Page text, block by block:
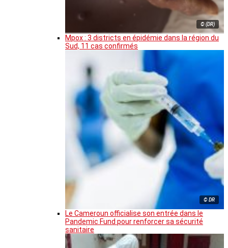
© (DR)
Mpox : 3 districts en épidémie dans la région du
Sud, 11 cas confirmés
© DR
Le Cameroun officialise son entrée dans le
Pandemic Fund pour renforcer sa sécurité
sanitaire